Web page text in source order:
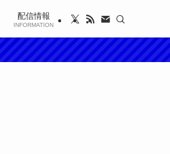
配信情報
INFORMATION